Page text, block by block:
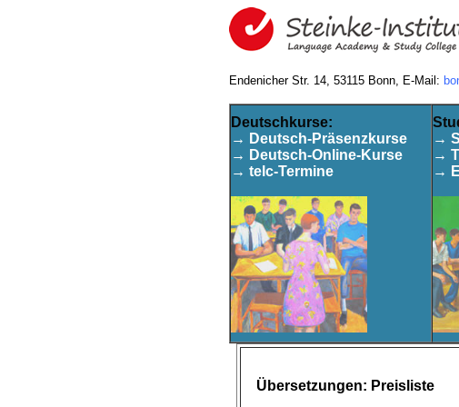
Endenicher Str. 14, 53115 Bonn, E-Mail:
Deutschkurse:
→ Deutsch-Präsenzkurse
→ Deutsch-Online-Kurse
→ telc-Termine
S
→
→
→
Übersetzungen: Preisliste